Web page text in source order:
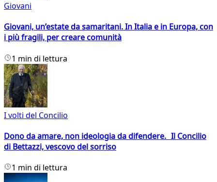
Giovani
Giovani, un’estate da samaritani. In Italia e in Europa, con
i più fragili, per creare comunità
1 min di lettura
I volti del Concilio
Dono da amare, non ideologia da difendere. Il Concilio
di Bettazzi, vescovo del sorriso
1 min di lettura